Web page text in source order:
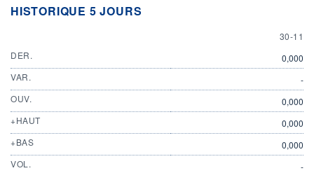
HISTORIQUE 5 JOURS
30
30-11
DER.
0,000
VAR.
-
OUV.
0,000
+HAUT
0,000
+BAS
0,000
VOL.
-